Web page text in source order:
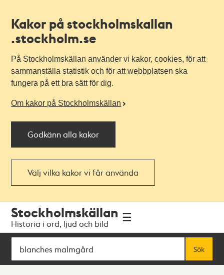
Kakor på stockholmskallan
.stockholm.se
På Stockholmskällan använder vi kakor, cookies, för att
sammanställa statistik och för att webbplatsen ska
fungera på ett bra sätt för dig.
Om kakor på Stockholmskällan
Godkänn alla kakor
Välj vilka kakor vi får använda
navigationen
huvudinnehållet
Stockholmskällan
Historia i ord, ljud och bild
Sök
Sök